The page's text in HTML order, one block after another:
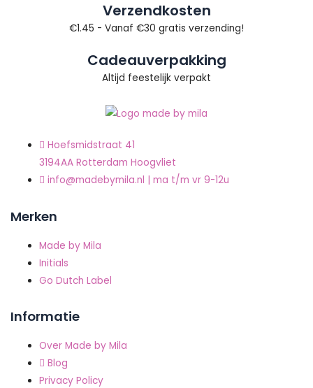
Verzendkosten
€1.45 - Vanaf €30 gratis verzending!
Cadeauverpakking
Altijd feestelijk verpakt
Hoefsmidstraat 41
3194AA Rotterdam Hoogvliet
info@madebymila.nl | ma t/m vr 9-12u
Merken
Made by Mila
Initials
Go Dutch Label
Informatie
Over Made by Mila
Blog
Privacy Policy